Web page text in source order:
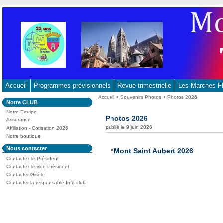
contenu
principal
-
Aller
à
la
recherche
Accueil Programmes prévisionnels Revue trimestrielle Les Marches
Dans
la
rubrique
:
Notre CLUB
Notre Equipe
Assurance
Affiliation - Cotisation 2026
Notre boutique
Dans
la
rubrique
:
Nous contacter
Contactez le Président
Contactez le vice-Président
Contacter Gisèle
Contacter la responsable Info club
Vous
Accueil >Souvenirs Photos> Photos 2026
Photos 2026
publié le 9 juin 2026
Mont Saint Aubert 2026